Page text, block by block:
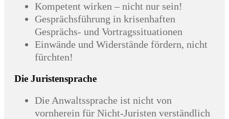
Kompetent wirken – nicht nur sein!
Gesprächsführung in krisenhaften
Gesprächs- und Vortragssituationen
Einwände und Widerstände fördern, nicht
fürchten!
Die Juristensprache
Die Anwaltssprache ist nicht von
vornherein für Nicht-Juristen verständlich